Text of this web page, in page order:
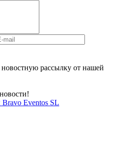
рассылку от нашей